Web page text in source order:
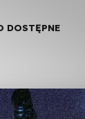
DOSTĘPNE